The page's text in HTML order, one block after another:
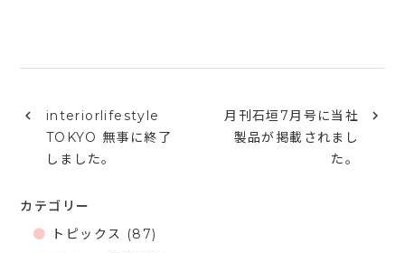
interiorlifestyle
TOKYO 無事に終了
しました。
月刊石垣7月号に当社
製品が掲載されまし
た。
カテゴリー
トピックス (87)